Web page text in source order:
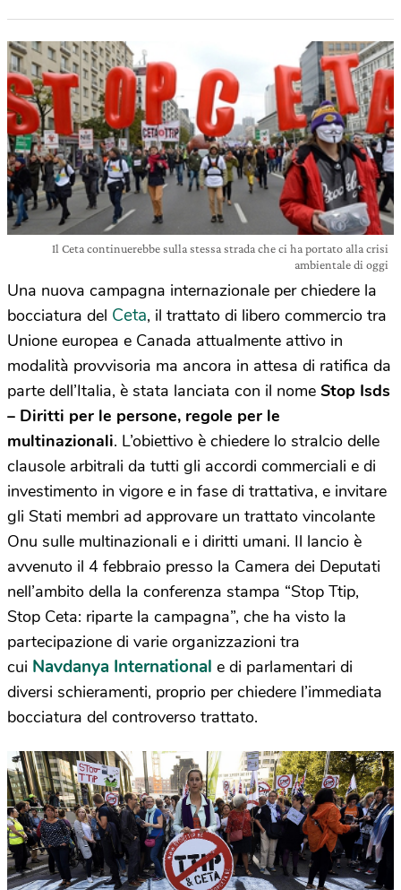
Il Ceta continuerebbe sulla stessa strada che ci ha portato alla crisi
ambientale di oggi
Una nuova campagna internazionale per chiedere la
bocciatura del Ceta, il trattato di libero commercio tra
Unione europea e Canada attualmente attivo in
modalità provvisoria ma ancora in attesa di ratifica da
parte dell’Italia, è stata lanciata con il nome Stop Isds
– Diritti per le persone, regole per le
multinazionali. L’obiettivo è chiedere lo stralcio delle
clausole arbitrali da tutti gli accordi commerciali e di
investimento in vigore e in fase di trattativa, e invitare
gli Stati membri ad approvare un trattato vincolante
Onu sulle multinazionali e i diritti umani. Il lancio è
avvenuto il 4 febbraio presso la Camera dei Deputati
nell’ambito della la conferenza stampa “Stop Ttip,
Stop Ceta: riparte la campagna”, che ha visto la
partecipazione di varie organizzazioni tra
cui Navdanya International e di parlamentari di
diversi schieramenti, proprio per chiedere l’immediata
bocciatura del controverso trattato.